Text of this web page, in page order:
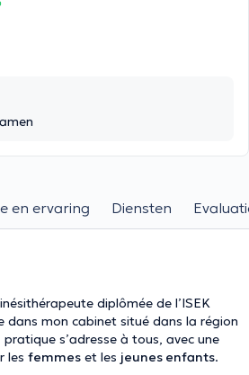
en ervaring Diensten
diplômée de l’ISEK
dans mon cabinet situé dans la région
pratique s’adresse à tous, avec une
les femmes et les jeunes enfants.